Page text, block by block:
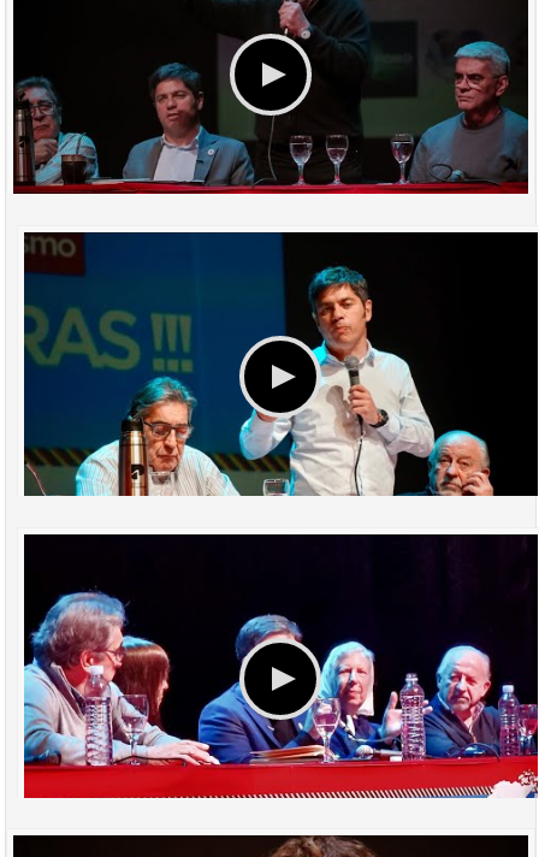
DISCURSO HUGO YASKY - A 20 AÑOS DEL NO AL ALCA